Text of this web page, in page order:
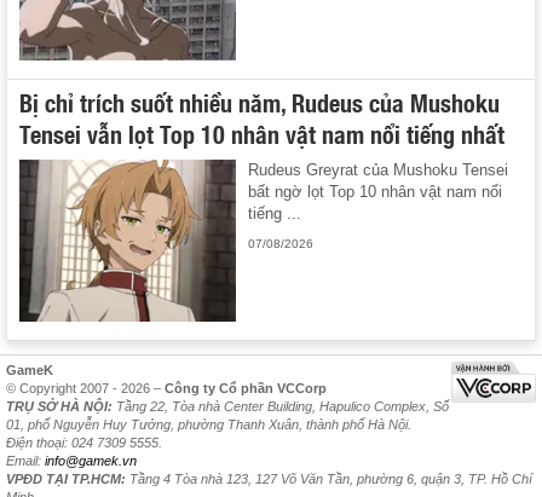
Bị chỉ trích suốt nhiều năm, Rudeus của Mushoku
Tensei vẫn lọt Top 10 nhân vật nam nổi tiếng nhất
Rudeus Greyrat của Mushoku Tensei
bất ngờ lọt Top 10 nhân vật nam nổi
tiếng ...
07/08/2026
GameK
© Copyright 2007 - 2026 – Công ty Cổ phần VCCorp
TRỤ SỞ HÀ NỘI: Tầng 22, Tòa nhà Center Building, Hapulico Complex, Số
01, phố Nguyễn Huy Tưởng, phường Thanh Xuân, thành phố Hà Nội.
Điện thoại: 024 7309 5555.
Email: info@gamek.vn
VPĐD TẠI TP.HCM: Tầng 4 Tòa nhà 123, 127 Võ Văn Tần, phường 6, quận 3, TP. Hồ Chí